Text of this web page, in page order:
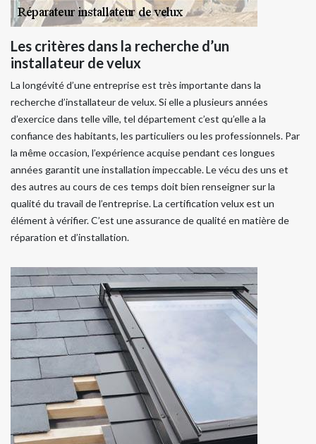
Les critères dans la recherche d’un
installateur de velux
La longévité d’une entreprise est très importante dans la
recherche d’installateur de velux. Si elle a plusieurs années
d’exercice dans telle ville, tel département c’est qu’elle a la
confiance des habitants, les particuliers ou les professionnels. Par
la même occasion, l’expérience acquise pendant ces longues
années garantit une installation impeccable. Le vécu des uns et
des autres au cours de ces temps doit bien renseigner sur la
qualité du travail de l’entreprise. La certification velux est un
élément à vérifier. C’est une assurance de qualité en matière de
réparation et d’installation.